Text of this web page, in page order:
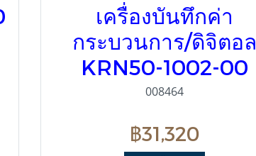
เครื่องบันทึกค่า
กระบวนการ/ดิจิตอล
KRN50-1002-00
008464
฿31,320